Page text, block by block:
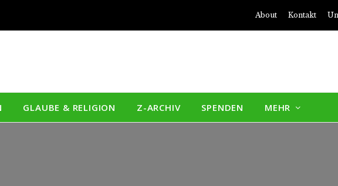
About Kontakt
GLAUBE & RELIGION Z-ARCHIV SPENDEN MEHR